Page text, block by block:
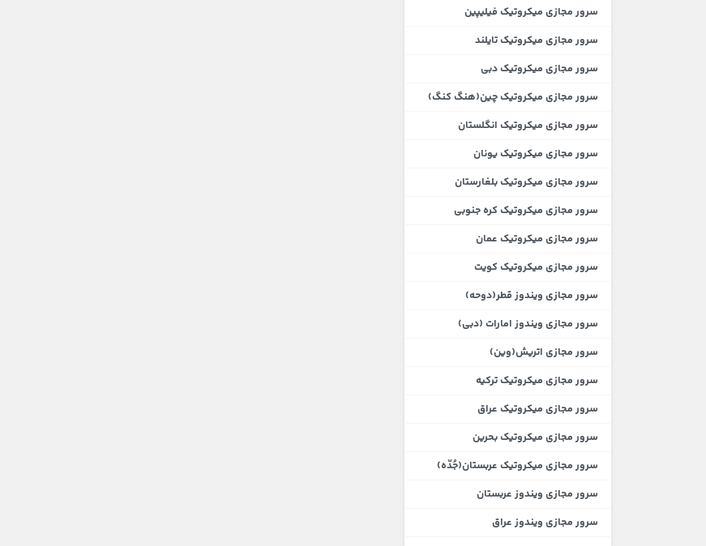
سرور مجازی میکروتیک فیلیپین
سرور مجازی میکروتیک تایلند
سرور مجازی میکروتیک دبی
سرور مجازی میکروتیک چین(هنگ کنگ)
سرور مجازی میکروتیک انگلستان
سرور مجازی میکروتیک یونان
سرور مجازی میکروتیک بلغارستان
سرور مجازی میکروتیک کره جنوبی
سرور مجازی میکروتیک عمان
سرور مجازی میکروتیک کویت
سرور مجازی ویندوز قطر(دوحه)
سرور مجازی ویندوز امارات (دبی)
سرور مجازی اتریش(وین)
سرور مجازی میکروتیک ترکیه
سرور مجازی میکروتیک عراق
سرور مجازی میکروتیک بحرین
سرور مجازی میکروتیک عربستان(جُدّه)
سرور مجازی ویندوز عربستان
سرور مجازی ویندوز عراق